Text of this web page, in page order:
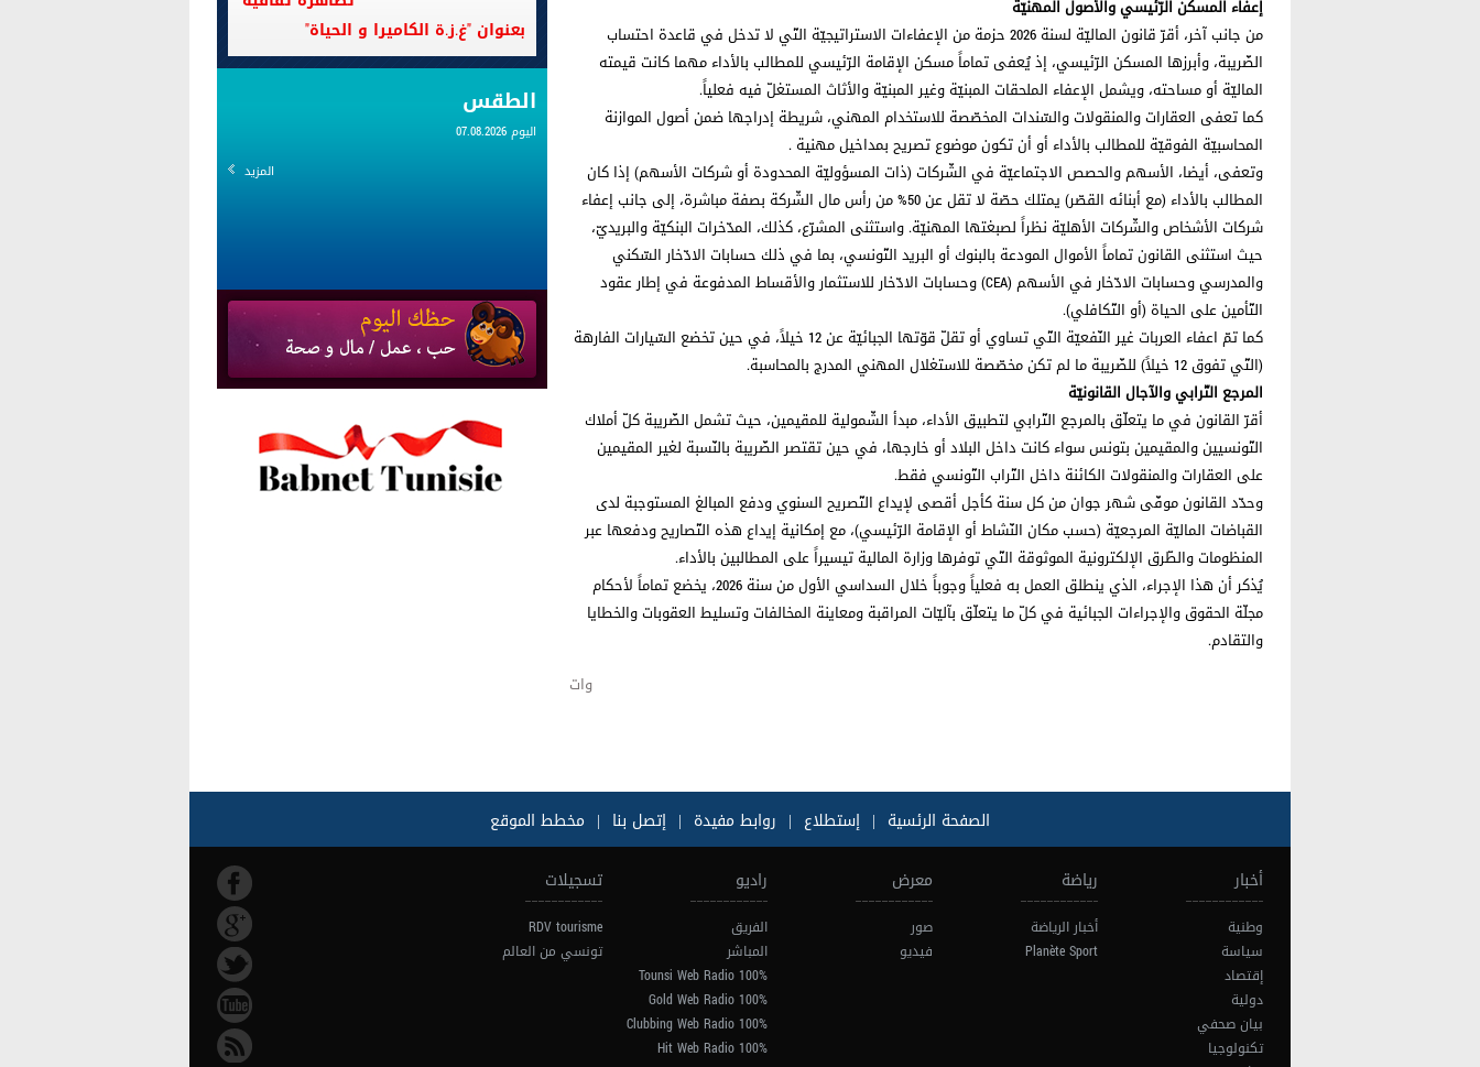
إعفاء المسكن الرّئيسي والأصول المهنيّة
من جانب آخر، أقرّ قانون الماليّة لسنة 2026 حزمة من الإعفاءات الاستراتيجيّة التّي لا تدخل في قاعدة احتساب
الضّريبة، وأبرزها المسكن الرّئيسي، إذ يُعفى تماماً مسكن الإقامة الرّئيسي للمطالب بالأداء مهما كانت قيمته
الماليّة أو مساحته، ويشمل الإعفاء الملحقات المبنيّة وغير المبنيّة والأثاث المستغلّ فيه فعلياً.
كما تعفى العقارات والمنقولات والسّندات المخصّصة للاستخدام المهني، شريطة إدراجها ضمن أصول الموازنة
المحاسبيّة الفوقيّة للمطالب بالأداء أو أن تكون موضوع تصريح بمداخيل مهنية .
وتعفى، أيضا، الأسهم والحصص الاجتماعيّة في الشّركات (ذات المسؤوليّة المحدودة أو شركات الأسهم) إذا كان
المطالب بالأداء (مع أبنائه القصّر) يمتلك حصّة لا تقل عن 50% من رأس مال الشّركة بصفة مباشرة، إلى جانب إعفاء
شركات الأشخاص والشّركات الأهليّة نظراً لصبغتها المهنيّة. واستثنى المشرّع، كذلك، المدّخرات البنكيّة والبريديّ،
حيث استثنى القانون تماماً الأموال المودعة بالبنوك أو البريد التّونسي، بما في ذلك حسابات الادّخار السّكني
والمدرسي وحسابات الادّخار في الأسهم (CEA) وحسابات الادّخار للاستثمار والأقساط المدفوعة في إطار عقود
التّأمين على الحياة (أو التّكافلي).
كما تمّ اعفاء العربات غير النّفعيّة التّي تساوي أو تقلّ قوّتها الجبائيّة عن 12 خيلاً، في حين تخضع السّيارات الفارهة
(التّي تفوق 12 خيلاً) للضّريبة ما لم تكن مخصّصة للاستغلال المهني المدرج بالمحاسبة.
المرجع التّرابي والآجال القانونيّة
أقرّ القانون في ما يتعلّق بالمرجع التّرابي لتطبيق الأداء، مبدأ الشّمولية للمقيمين، حيث تشمل الضّريبة كلّ أملاك
التّونسيين والمقيمين بتونس سواء كانت داخل البلاد أو خارجها، في حين تقتصر الضّريبة بالنّسبة لغير المقيمين
على العقارات والمنقولات الكائنة داخل التّراب التّونسي فقط.
وحدّد القانون موفّى شهر جوان من كل سنة كأجل أقصى لإيداع التّصريح السنوي ودفع المبالغ المستوجبة لدى
القباضات الماليّة المرجعيّة (حسب مكان النّشاط أو الإقامة الرّئيسي)، مع إمكانية إيداع هذه التّصاريح ودفعها عبر
المنظومات والطّرق الإلكترونية الموثوقة التّي توفرها وزارة المالية تيسيراً على المطالبين بالأداء.
يُذكر أن هذا الإجراء، الذي ينطلق العمل به فعلياً وجوباً خلال السداسي الأول من سنة 2026، يخضع تماماً لأحكام
مجلّة الحقوق والإجراءات الجبائية في كلّ ما يتعلّق بآليّات المراقبة ومعاينة المخالفات وتسليط العقوبات والخطايا
والتقادم.
وات
بعنوان "غ.ز.ة الكاميرا و الحياة"
الطقس
اليوم 07.08.2026
المزيد
الصفحة الرئسية | إستطلاع | روابط مفيدة | إتصل بنا | مخطط الموقع
أخبار
وطنية
سياسة
إقتصاد
دولية
بيان صحفي
تكنولوجيا
رياضة
أخبار الرياضة
Planète Sport
معرض
صور
فيديو
راديو
الفريق
المباشر
100% Tounsi Web Radio
100% Gold Web Radio
100% Clubbing Web Radio
100% Hit Web Radio
تسجيلات
RDV tourisme
تونسي من العالم